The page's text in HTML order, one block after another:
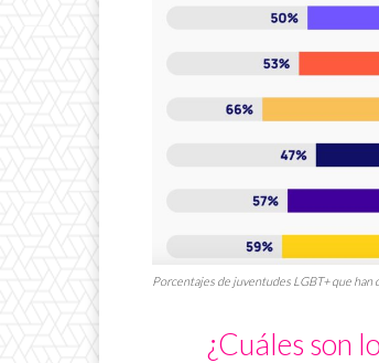
Porcentajes de juventudes LGBT+ que
¿Cuáles son